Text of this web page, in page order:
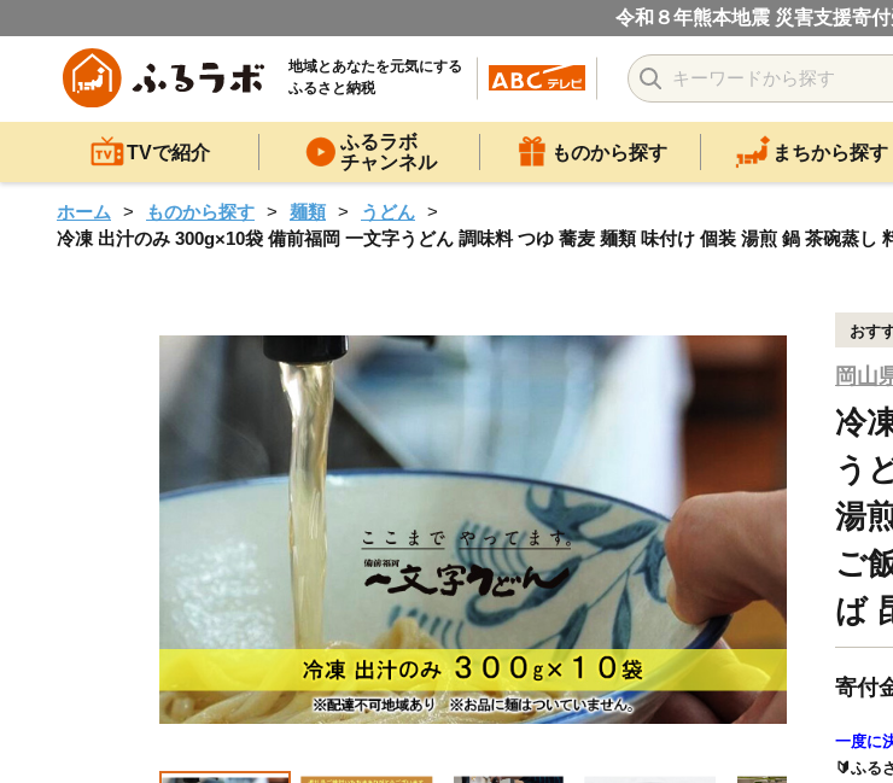
令和８年熊本地震 災害支援寄
地域とあなたを元気にする
ふるさと納税
TVで紹介
ふるラボ
チャンネル
ものから探す まちから探す
ホーム ものから探す 麺類
うどん
冷凍 出汁のみ 300g×10袋 備前福岡 一文字うどん 調味料 つゆ 蕎麦 麺類 味付け 個装 湯煎 鍋 茶碗蒸
おす
岡山
冷
う
湯
ご
ば
寄付
一度に
🔰ふる